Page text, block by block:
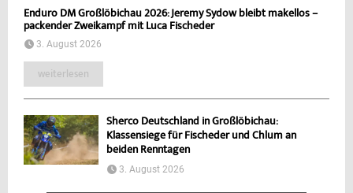
Enduro DM Großlöbichau 2026: Jeremy Sydow bleibt makellos –
packender Zweikampf mit Luca Fischeder
3. August 2026
weiterlesen
Sherco Deutschland in Großlöbichau:
Klassensiege für Fischeder und Chlum an
beiden Renntagen
3. August 2026